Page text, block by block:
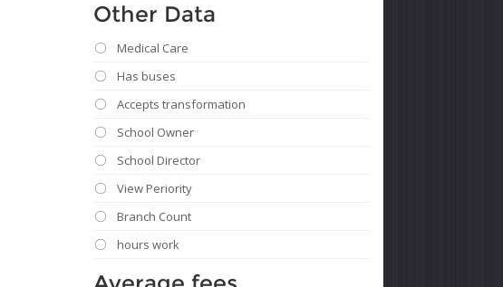
Other Data
Medical Care
Has buses
Accepts transformation
School Owner
School Director
View Periority
Branch Count
hours work